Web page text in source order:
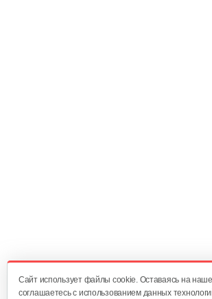
Cайт использует файлы cookie. Оставаясь на
соглашаетесь с использованием данных